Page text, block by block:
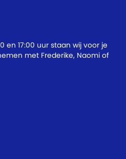
en 17:00 uur staan wij voor je
met Frederike, Naomi of